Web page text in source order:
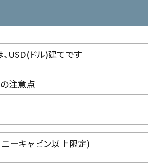
USD(ドル)建てです
注意点
ーキャビン以上限定)